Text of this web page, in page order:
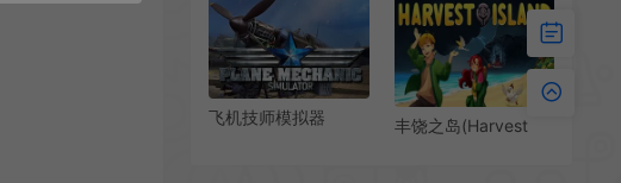
生活模拟游戏
下载
飞机技师模拟器
丰饶之岛(Harvest